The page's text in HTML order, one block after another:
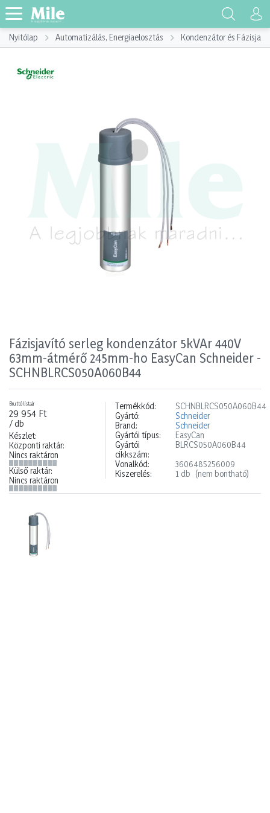
Nyitólap Automatizálás, Energiaelosztás Kondenzátor és
Fázisjavító serleg kondenzátor 5kVAr 440V
63mm-átmérő 245mm-ho EasyCan Schneider -
SCHNBLRCS050A060B44
Bruttó listaár
29 954 Ft
/ db
Készlet:
Központi raktár:
Nincs raktáron
Külső raktár:
Nincs raktáron
Termékkód:
SCHNBLRCS050A060B44
Gyártó:
Schneider
Brand:
Schneider
Gyártói típus:
EasyCan
Gyártói
cikkszám:
BLRCS050A060B44
Vonalkód:
3606485256009
Kiszerelés:
1 db (nem bontható)